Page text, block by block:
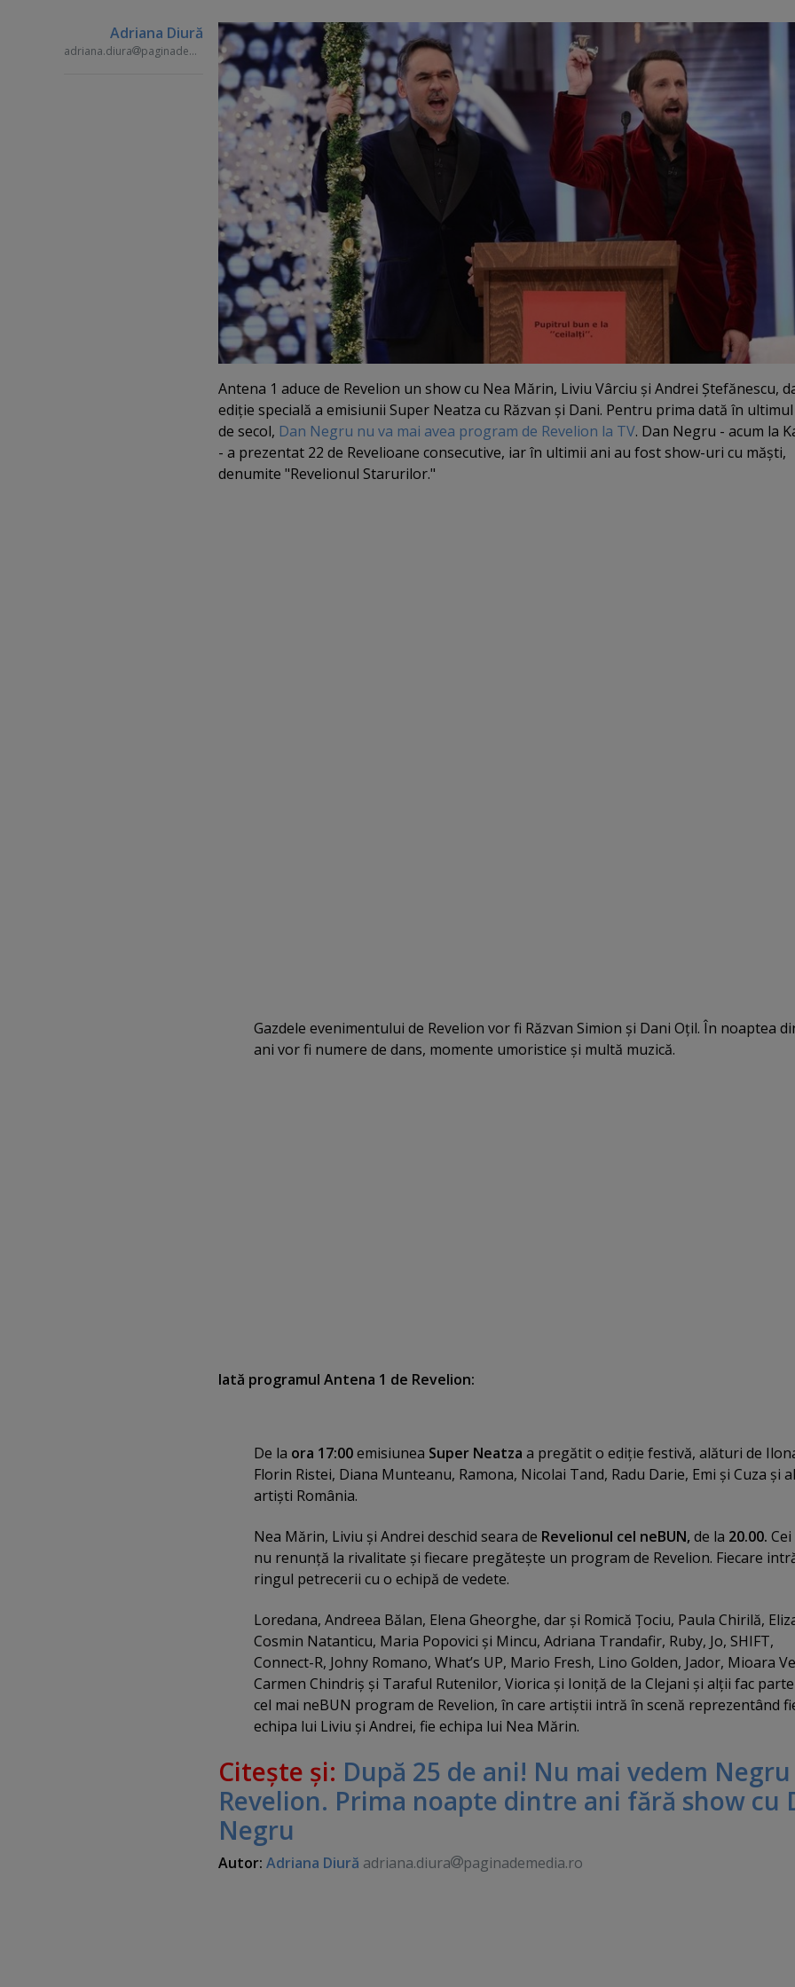
Adriana Diură
adriana.diura paginademedia.ro
Antena 1 aduce de Revelion un show cu Nea Mărin, Liviu Vârciu şi Andrei Ştefănescu,
ediţie specială a emisiunii Super Neatza cu Răzvan şi Dani. Pentru prima dată în
de secol, Dan Negru nu va mai avea program de Revelion la TV. Dan Negru - acum la
- a prezentat 22 de Revelioane consecutive, iar în ultimii ani au fost show-uri cu măşti,
denumite "Revelionul Starurilor."
Gazdele evenimentului de Revelion vor fi Răzvan Simion şi Dani Oţil. În noaptea
ani vor fi numere de dans, momente umoristice şi multă muzică.
Iată programul Antena 1 de Revelion:
De la ora 17:00emisiunea Super Neatza a pregătit o ediţie festivă, alături de
Florin Ristei, Diana Munteanu, Ramona, Nicolai Tand, Radu Darie, Emi şi Cuza şi
artişti România.
Nea Mărin, Liviu şi Andrei deschid seara de Revelionul cel neBUN, de la 20.00.
nu renunţă la rivalitate şi fiecare pregăteşte un program de Revelion. Fiecare
ringul petrecerii cu o echipă de vedete.
Loredana, Andreea Bălan, Elena Gheorghe, dar şi Romică Ţociu, Paula Chirilă,
Cosmin Natanticu, Maria Popovici şi Mincu, Adriana Trandafir, Ruby, Jo, SHIFT,
Connect-R, Johny Romano, What’s UP, Mario Fresh, Lino Golden, Jador, Mioara
Carmen Chindriş şi Taraful Rutenilor, Viorica şi Ioniţă de la Clejani şi alţii fac
cel mai neBUN program de Revelion, în care artiştii intră în scenă reprezentând
echipa lui Liviu şi Andrei, fie echipa lui Nea Mărin.
Citeşte şi: După 25 de ani! Nu mai vedem
Revelion. Prima noapte dintre ani fără show cu
Negru
Autor: Adriana Diură adriana.diura paginademedia.ro